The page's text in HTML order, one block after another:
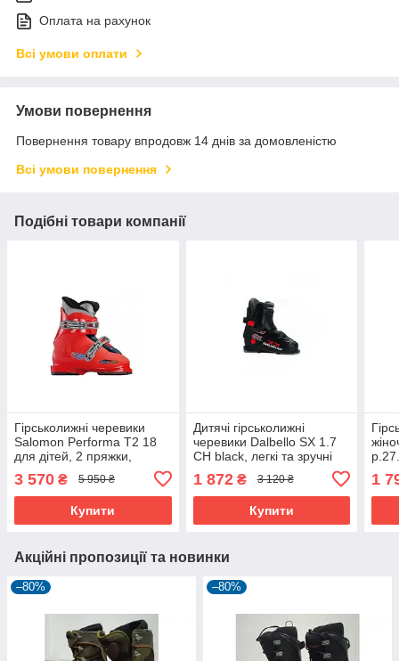
Оплата на рахунок
Всі умови оплати
Умови повернення
Повернення товару впродовж 14 днів за домовленістю
Всі умови повернення
Подібні товари компанії
Гірськолижні черевики
Salomon Performa T2 18
для дітей, 2 пряжки,
3 570 ₴ 5 950 ₴
Купити
Дитячі гірськолижні
черевики Dalbello SX 1.7
CH black, легкі та зручні
для маленьких лижників.
1 872₴ 3 120 ₴
Купити
1
Акційні пропозиції та новинки
–80% –80%